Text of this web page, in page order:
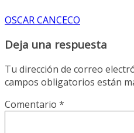
OSCAR CANCECO
Deja una respuesta
Tu dirección de correo
campos obligatorios están
Comentario *